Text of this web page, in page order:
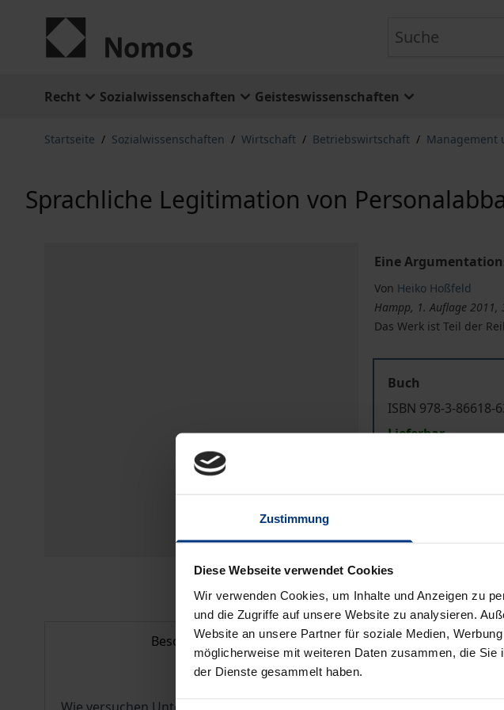
Zustimmung
Diese Webseite verwendet Cookies
Wir verwenden Cookies, um Inhalte und Anzeigen zu
und die Zugriffe auf unsere Website zu analysieren.
Website an unsere Partner für soziale Medien,
möglicherweise mit weiteren Daten zusammen, die
der Dienste gesammelt haben.
Recht Sozialwissenschaften Geisteswissenschaften
Startseite / Sozialwissenschaften / Wirtschaft / Betriebswirtschaft / Management
Sprachliche Legitimation von
Eine
Von Heiko Hoßfeld
Hampp, 1. Auflage 2011,
Das Werk ist Teil der
Buch
ISBN 978-3-86618-
Lieferbar
Preisangaben inkl.
Beschreibung